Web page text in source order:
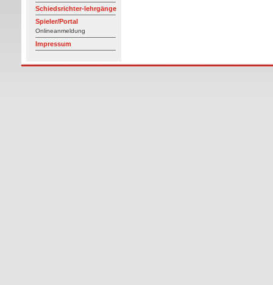
Schiedsrichter-lehrgänge
Spieler/Portal
Onlineanmeldung
Impressum